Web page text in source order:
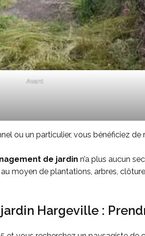
Avant
ou un particulier, vous bénéficiez
de jardin n’a plus aucun
moyen de plantations, arbres,
Hargeville :